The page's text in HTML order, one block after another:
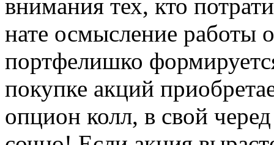
внимания тех, кто
нате осмысление
портфелишко
покупке акций
опцион колл, в свой